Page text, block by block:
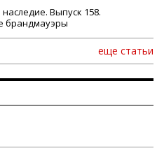
Выпуск 158.
брандмауэры
еще статьи